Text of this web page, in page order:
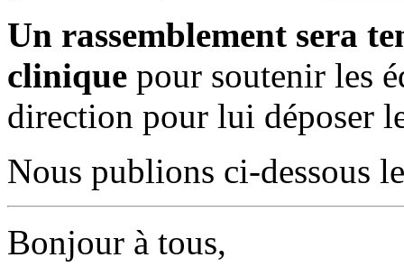
Un rassemblement sera
clinique pour soutenir les
direction pour lui déposer
Nous publions ci-dessous
Bonjour à tous,